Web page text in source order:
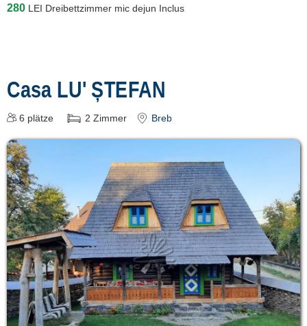
280 LEI Dreibettzimmer mic dejun Inclus
Casa LU' ȘTEFAN
6 plätze 2 Zimmer Breb